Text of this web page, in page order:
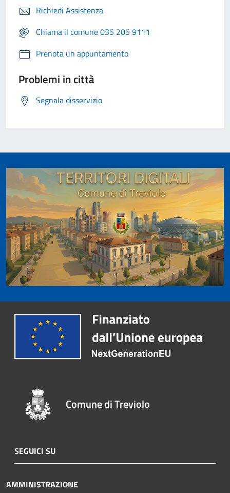
Richiedi Assistenza
Chiama il comune 035 205 9111
Prenota un appuntamento
Problemi in città
Segnala disservizio
Comune di Treviolo
SEGUICI SU
AMMINISTRAZIONE